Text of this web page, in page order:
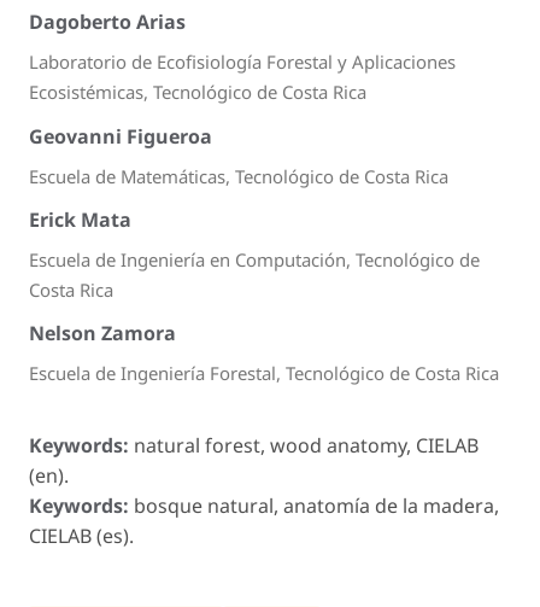
Dagoberto Arias
Laboratorio de Ecofisiología Forestal y Aplicaciones
Ecosistémicas, Tecnológico de Costa Rica
Geovanni Figueroa
Escuela de Matemáticas, Tecnológico de Costa Rica
Erick Mata
Escuela de Ingeniería en Computación, Tecnológico de
Costa Rica
Nelson Zamora
Escuela de Ingeniería Forestal, Tecnológico de Costa Rica
Keywords: natural forest, wood anatomy, CIELAB
(en).
Keywords: bosque natural, anatomía de la madera,
CIELAB (es).